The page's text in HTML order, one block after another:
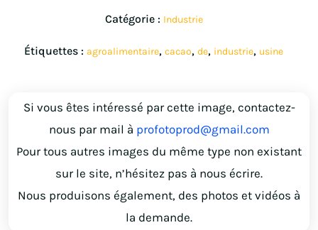
Catégorie : Industrie
Étiquettes : agroalimentaire, cacao, de, industrie, usine
Si vous êtes intéressé par cette image, contactez-
nous par mail à profotoprod@gmail.com
Pour tous autres images du même type non existant
sur le site, n’hésitez pas à nous écrire.
Nous produisons également, des photos et vidéos à
la demande.